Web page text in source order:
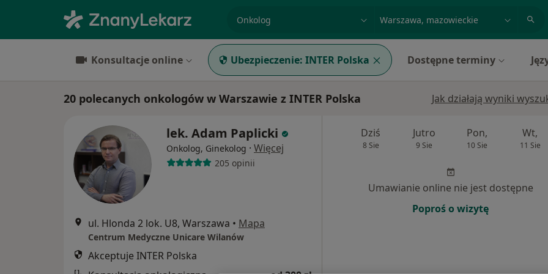
Konsultacje online Ubezpieczenie: INTER Polska Dostępne terminy
20 polecanych onkologów w Warszawie z INTER Polska Jak działają wyniki
lek. Adam Paplicki
Onkolog, Ginekolog · Więcej
205 opinii
ul. Hlonda 2 lok. U8, Warszawa • Mapa
Centrum Medyczne Unicare Wilanów
Akceptuje INTER Polska
Dziś
8 Sie
Jutro
9 Sie
Pon,
10 Sie
Wt,
11 Sie
Umawianie online nie jest dostępne
Poproś o wizytę